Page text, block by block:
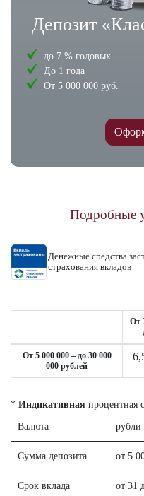
Депозит
до 7 % годовых
До 1 года
От 5 000 000 руб.
Подробные
Денежные средства
страхования вкладов
От
От 5 000 000 – до 30 000
000 рублей
* Индикативная процентная
Валюта рубли
Сумма депозита от 5
Срок вклада от 31